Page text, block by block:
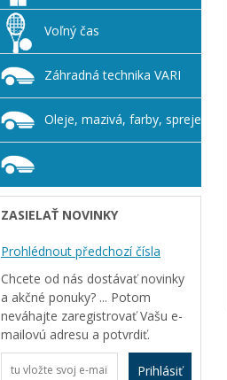
Voľný čas
Záhradná technika VARI
Oleje, mazivá, farby, spreje
ZASIELAŤ NOVINKY
Prohlédnout předchozí čísla
Chcete od nás dostávať novinky
a akčné ponuky? ... Potom
neváhajte zaregistrovať Vašu e-
mailovú adresu a potvrdiť.
Prihlásiť